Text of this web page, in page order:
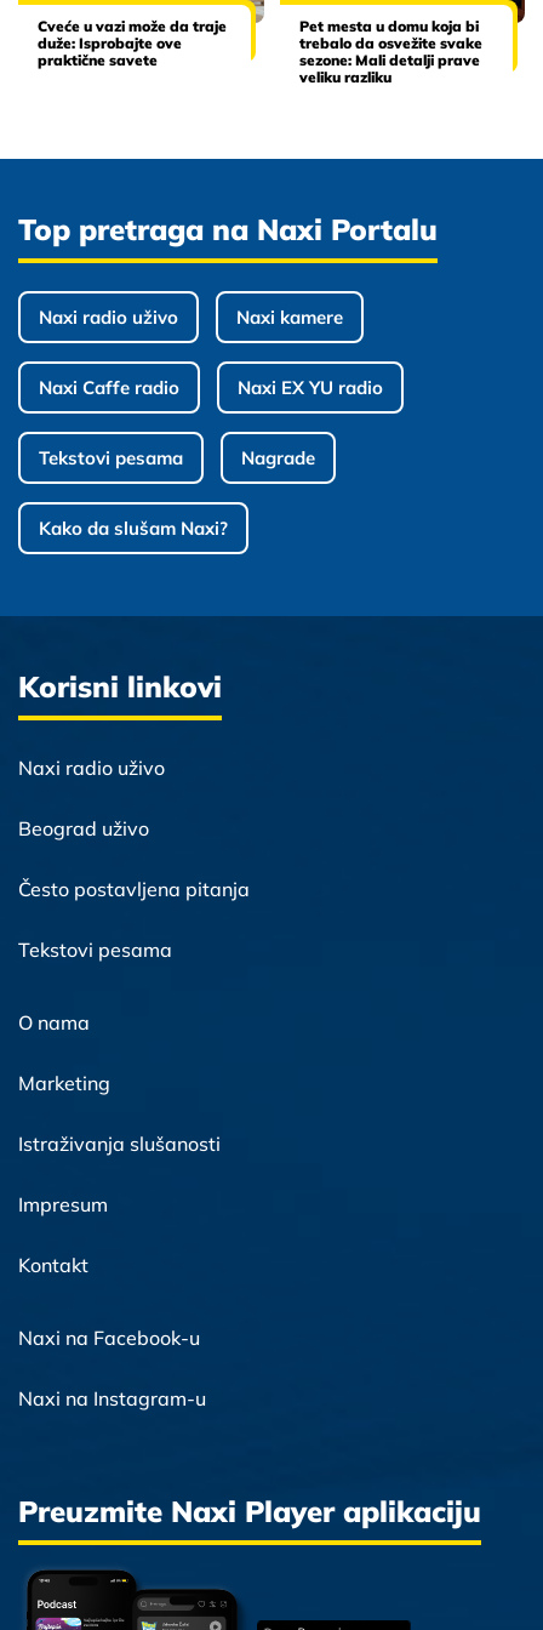
Cveće u vazi može da traje
duže: Isprobajte ove
praktične savete
Pet mesta u domu koja bi
trebalo da osvežite svake
sezone: Mali detalji prave
veliku razliku
Top pretraga na Naxi Portalu
Naxi radio uživo Naxi kamere
Naxi Caffe radio Naxi EX YU radio
Tekstovi pesama Nagrade
Kako da slušam Naxi?
Korisni linkovi
Naxi radio uživo
Beograd uživo
Često postavljena pitanja
Tekstovi pesama
O nama
Marketing
Istraživanja slušanosti
Impresum
Kontakt
Naxi na Facebook-u
Naxi na Instagram-u
Preuzmite Naxi Player aplikaciju